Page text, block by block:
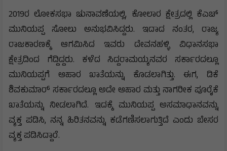
2019ರ ಲೋಕಸಭಾ ಚುನಾವಣೆಯಲ್ಲಿ, ಕೋಲಾರ ಕ್ಷೇತ್ರದಲ್ಲಿ ಕೆಎಚ್
ಮುನಿಯಪ್ಪ ಸೋಲು ಅನುಭವಿಸಿದ್ದರು. ಇದಾದ ನಂತರ, ರಾಜ್ಯ
ರಾಜಕಾರಣಕ್ಕೆ ಆಗಮಿಸಿದ ಇವರು ದೇವನಹಳ್ಳಿ ವಿಧಾನಸಭಾ
ಕ್ಷೇತ್ರದಿಂದ ಗೆದ್ದಿದ್ದರು. ಕಳೆದ ಸಿದ್ದರಾಮಯ್ಯನವರ ಸರ್ಕಾರದಲ್ಲೂ
ಮುನಿಯಪ್ಪಗೆ ಆಹಾರ ಖಾತೆಯನ್ನು ಕೊಡಲಾಗಿತ್ತು. ಈಗ, ಡಿಕೆ
ಶಿವಕುಮಾರ್ ಸರ್ಕಾರದಲ್ಲೂ ಅದೇ ಆಹಾರ ಮತ್ತು ನಾಗರೀಕ ಪೂರೈಕೆ
ಖಾತೆಯನ್ನು ನೀಡಲಾಗಿದೆ. ಇದಕ್ಕೆ ಮುನಿಯಪ್ಪ ಅಸಮಾಧಾನವನ್ನು
ವ್ಯಕ್ತ ಪಡಿಸಿ, ನನ್ನ ಹಿರಿತನವನ್ನು ಕಡೆಗಣಿಸಲಾಗುತ್ತಿದೆ ಎಂದು ಬೇಸರ
ವ್ಯಕ್ತ ಪಡಿಸಿದ್ದಾರೆ.